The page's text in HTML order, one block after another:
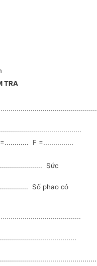
TRA
F =...............
Sức
Số phao có